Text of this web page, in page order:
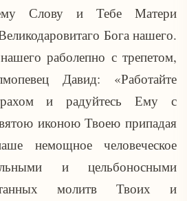
Слову и Тебе Матери
Бога нашего.
раболепно с трепетом,
Давид: «Работайте
и радуйтесь Ему с
иконою Твоею припадая
немощное человеческое
и цельбоносными
молитв Твоих и